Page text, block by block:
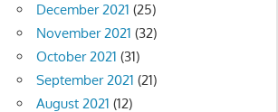
December 2021 (25)
November 2021 (32)
October 2021 (31)
September 2021 (21)
August 2021 (12)